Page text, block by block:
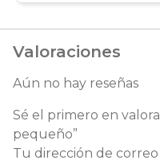
Valoraciones
Aún no hay reseñas
Sé el primero en
pequeño”
Tu dirección de